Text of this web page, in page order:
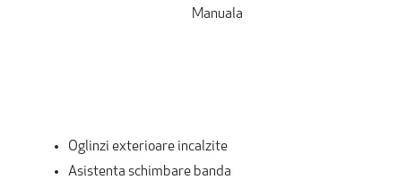
Manuala
Oglinzi exterioare incalzite
Asistenta schimbare banda